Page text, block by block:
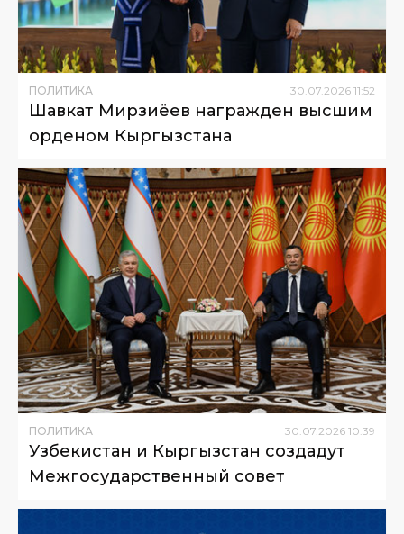
ПОЛИТИКА 30 07 2026 11:52
Шавкат Мирзиёев награжден высшим
орденом Кыргызстана
ПОЛИТИКА 30.07.2026 10:39
Узбекистан и Кыргызстан создадут
Межгосударственный совет